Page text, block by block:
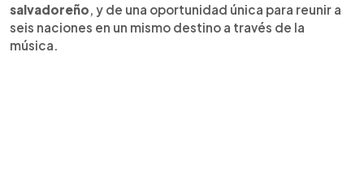
salvadoreño, y de una oportunidad única para reunir a
seis naciones en un mismo destino a través de la
música.